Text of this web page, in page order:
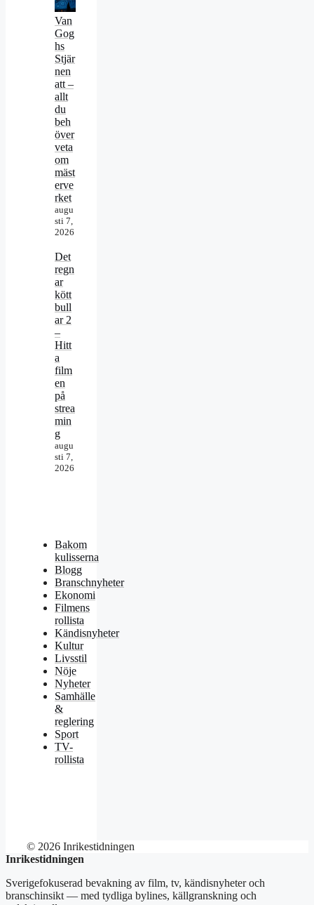
Van
Gog
hs
Stjär
nen
att –
allt
du
beh
över
veta
om
mäst
erve
rket
augu
sti 7,
2026
Det
regn
ar
kött
bull
ar 2
–
Hitt
a
film
en
på
strea
min
g
augu
sti 7,
2026
Bakom
kulisserna
Blogg
Branschnyheter
Ekonomi
Filmens
rollista
Kändisnyheter
Kultur
Livsstil
Nöje
Nyheter
Samhälle
&
reglering
Sport
TV-
rollista
© 2026 Inrikestidningen
Inrikestidningen
Sverigefokuserad bevakning av film, tv, kändisnyheter och
branschinsikt — med tydliga bylines, källgranskning och